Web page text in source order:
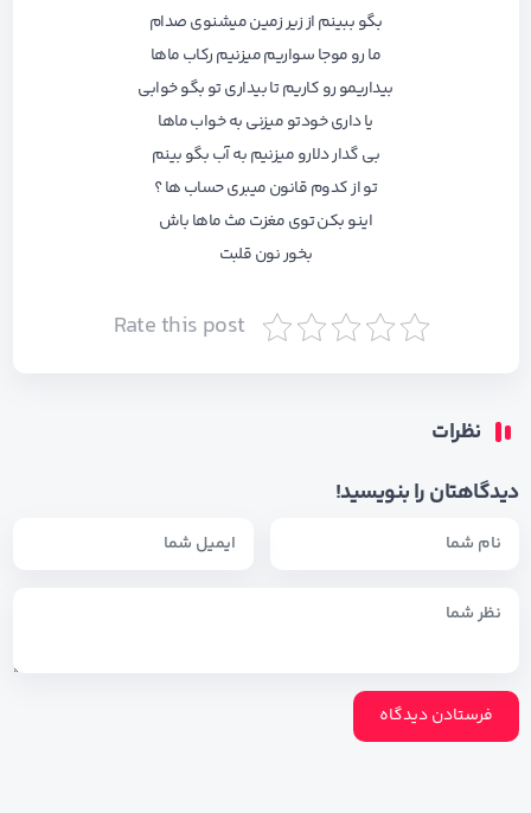
بگو ببینم از زیر زمین میشنوی صدام
ما رو موجا سواریم میزنیم رکاب ماها
بیداریمو رو کاریم تا بیداری تو بگو خوابی
یا داری خودتو میزنی به خواب ماها
بی گدار دلارو میزنیم به آب بگو بینم
تو از کدوم قانون میبری حساب ها ؟
اینو بکن توی مغزت مث ماها باش
بخور نون قلبت
Rate this post
نظرات
دیدگاهتان را بنویسید!